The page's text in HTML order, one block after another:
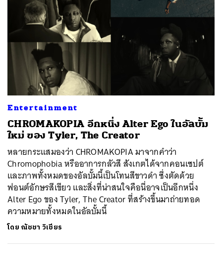
Entertainment
CHROMAKOPIA อีกหนึ่ง Alter Ego ในอัลบั้ม
ใหม่ ของ Tyler, The Creator
หลายกระแสมองว่า CHROMAKOPIA มาจากคำว่า
Chromophobia หรืออาการกลัวสี สังเกตได้จากคอนเซปต์
และภาพทั้งหมดของอัลบั้มนี้เป็นโทนสีขาวดำ ซึ่งตัดด้วย
ฟอนต์อักษรสีเขียว และสิ่งที่น่าสนใจคือนี่อาจเป็นอีกหนึ่ง
Alter Ego ของ Tyler, The Creator ที่สร้างขึ้นมาถ่ายทอด
ความหมายทั้งหมดในอัลบั้มนี้
โดย ณัชชา วิเชียร
ค้นหา
SHARE